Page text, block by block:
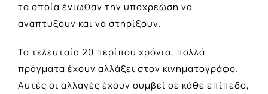
τα οποία ένιωθαν την υποχρεώση να
αναπτύξουν και να στηρίξουν.
Τα τελευταία 20 περίπου χρόνια, πολλά
πράγματα έχουν αλλάξει στον κινηματογράφο.
Αυτές οι αλλαγές έχουν συμβεί σε κάθε επίπεδο,